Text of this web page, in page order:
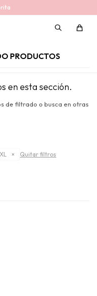
PRODUCTOS
en esta sección.
de filtrado o busca en otras
Quitar filtros